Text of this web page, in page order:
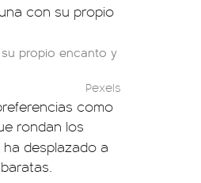
propio encanto y
Pexels
como
rondan los
ha desplazado a